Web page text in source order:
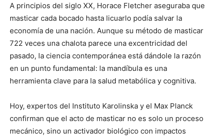
A principios del siglo XX, Horace Fletcher aseguraba que
masticar cada bocado hasta licuarlo podía salvar la
economía de una nación. Aunque su método de masticar
722 veces una chalota parece una excentricidad del
pasado, la ciencia contemporánea está dándole la razón
en un punto fundamental: la mandíbula es una
herramienta clave para la salud metabólica y cognitiva.
Hoy, expertos del Instituto Karolinska y el Max Planck
confirman que el acto de masticar no es solo un proceso
mecánico, sino un activador biológico con impactos